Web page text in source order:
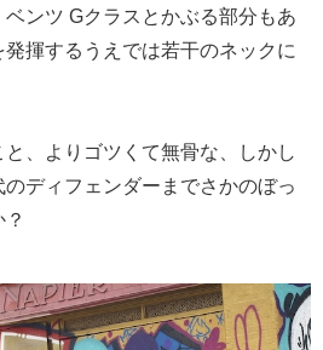
ンツ Gクラスとかぶる部分もあ
揮するうえでは若干のネックに
、よりゴツくて無骨な、しかし
ディフェンダーまでさかのぼっ